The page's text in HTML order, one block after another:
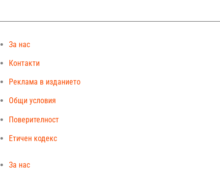
За нас
Контакти
Реклама в изданието
Общи условия
Поверителност
Етичен кодекс
За нас